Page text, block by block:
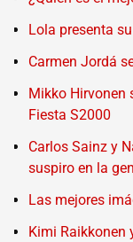
Lola presenta
Carmen Jordá
Mikko Hirvonen
Fiesta S2000
Carlos Sainz y
suspiro en la
Las mejores
Kimi Raikkonen